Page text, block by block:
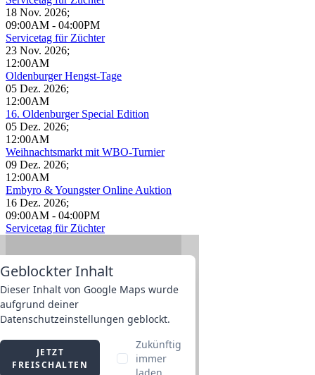
18 Nov. 2026;
09:00AM - 04:00PM
Servicetag für Züchter
23 Nov. 2026;
12:00AM
Oldenburger Hengst-Tage
05 Dez. 2026;
12:00AM
16. Oldenburger Special Edition
05 Dez. 2026;
12:00AM
Weihnachtsmarkt mit WBO-Turnier
09 Dez. 2026;
12:00AM
Embyro & Youngster Online Auktion
16 Dez. 2026;
09:00AM - 04:00PM
Servicetag für Züchter